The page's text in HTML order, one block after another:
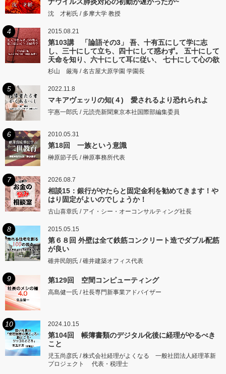
沈 才彬氏 / 多摩大学 教授
4 2015.08.21
第103講 「論語その3」 吾、十有五にして学に志
し、三十にして立ち、四十にして惑わず。 五十にして
天命を知り、六十にして耳に従い、 七十にして心の欲
するところに従いて矩をこえず。
杉山 厳海 / 名古屋大原学園 学園長
5 2022.11.8
マキアヴェッリの知(４) 愛されるより恐れられよ
宇惠一郎氏 / 元読売新聞東京本社国際部編集委員
6 2010.05.31
第18回 一族という意識
榊原節子氏 / 榊原事務所代表
7 2026.08.7
相談15：銀行がやたらと固定金利を勧めてきます！や
はり固定がよいのでしょうか！
古山喜章氏 / アイ・シー・オーコンサルティング社長
8 2015.05.15
第６８回 外壁は全て鉄筋コンクリート造でダブル配筋
が良い
碓井民朗氏 / 碓井建築オフィス代表
9 第129回 空間コンピューティング
高島健一氏 / 社長専門新事業アドバイザー
10 2024.10.15
第104回 帳簿書類のデジタル化後に経理がやるべき
こと
児玉尚彦氏 / 株式会社経理がよくなる 一般社団法人経理革新
プロジェクト 代表・税理士